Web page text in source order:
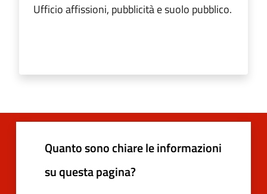
Ufficio affissioni, pubblicità e suolo pubblico.
Quanto sono chiare le informazioni
su questa pagina?